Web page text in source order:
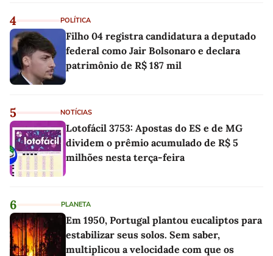
4 POLÍTICA
Filho 04 registra candidatura a deputado
federal como Jair Bolsonaro e declara
patrimônio de R$ 187 mil
5 NOTÍCIAS
Lotofácil 3753: Apostas do ES e de MG
dividem o prêmio acumulado de R$ 5
milhões nesta terça-feira
6 PLANETA
Em 1950, Portugal plantou eucaliptos para
estabilizar seus solos. Sem saber,
multiplicou a velocidade com que os